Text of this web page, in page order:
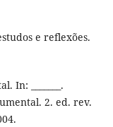
e reflexões.
In: _______.
2. ed. rev.